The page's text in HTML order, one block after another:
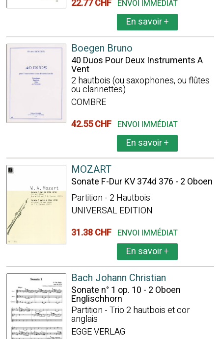
22.77 CHF ENVOI IMMÉDIAT
En savoir+
Boegen Bruno
40 Duos Pour Deux Instruments A
Vent
2 hautbois (ou saxophones, ou flûtes
ou clarinettes)
COMBRE
42.55 CHF ENVOI IMMÉDIAT
En savoir+
MOZART
Sonate F-Dur KV 374d 376 - 2 Oboen
Partition - 2 Hautbois
UNIVERSAL EDITION
31.38 CHF ENVOI IMMÉDIAT
En savoir+
Bach Johann Christian
Sonate n° 1 op. 10 - 2 Oboen
Englischhorn
Partition - Trio 2 hautbois et cor
anglais
EGGE VERLAG